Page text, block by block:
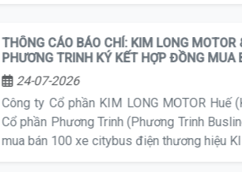
THÔNG CÁO BÁO CHÍ: KIM LONG
PHƯƠNG TRINH KÝ KẾT HỢP ĐỒNG
24-07-2026
Công ty Cổ phần KIM LONG MOTOR Huế
Cổ phần Phương Trinh (Phương Trinh
mua bán 100 xe citybus điện thương hiệu